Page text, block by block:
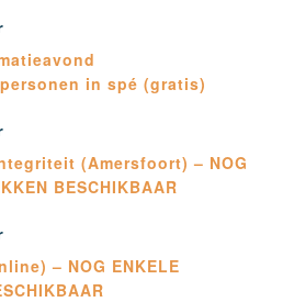
in spé (gratis)
(Amersfoort) – NOG
BESCHIKBAAR
– NOG ENKELE